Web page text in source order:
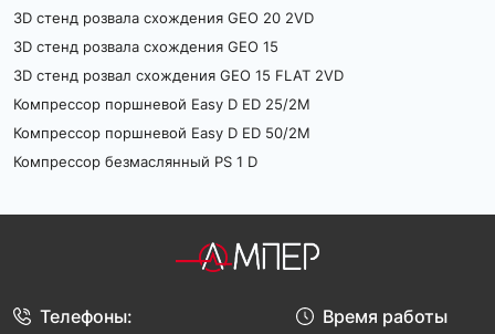
3D стенд розвала схождения GEO 20 2VD
3D стенд розвала схождения GEO 15
3D стенд розвал схождения GEO 15 FLAT 2VD
Компрессор поршневой Easy D ED 25/2M
Компрессор поршневой Easy D ED 50/2M
Компрессор безмаслянный PS 1 D
Телефоны: Время работы